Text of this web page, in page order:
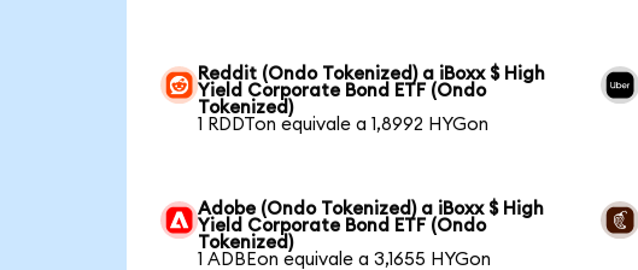
Reddit (Ondo Tokenized) a iBoxx $ High
Yield Corporate Bond ETF (Ondo
Tokenized)
1 RDDTon equivale a 1,8992 HYGon
Adobe (Ondo Tokenized) a iBoxx $ High
Yield Corporate Bond ETF (Ondo
Tokenized)
1 ADBEon equivale a 3,1655 HYGon